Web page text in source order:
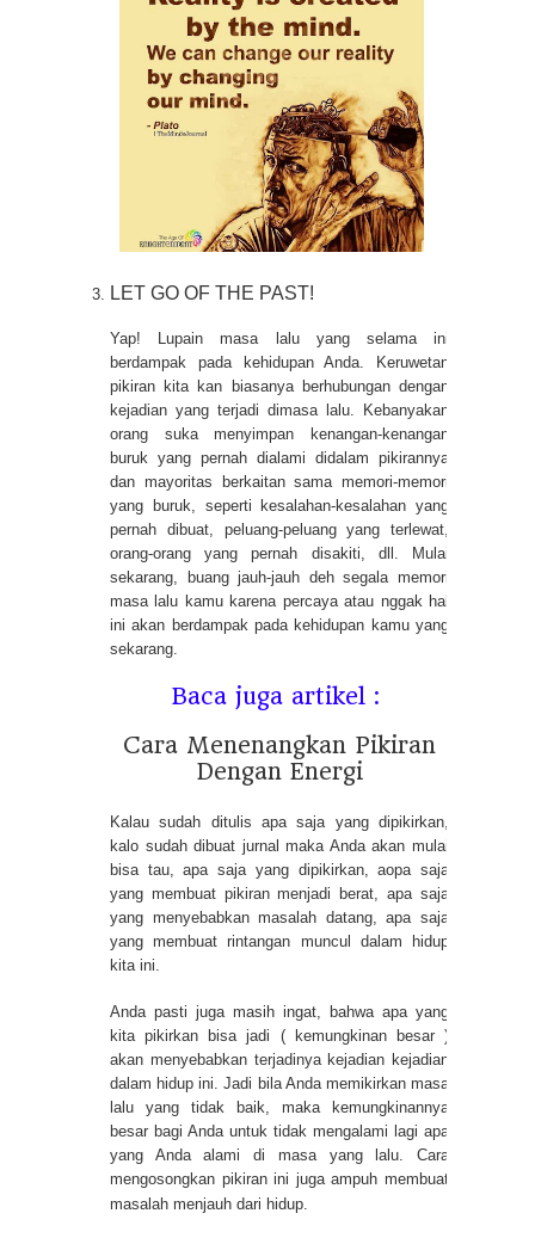
LET GO OF THE PAST!
Yap! Lupain masa lalu yang selama ini
berdampak pada kehidupan Anda. Keruwetan
pikiran kita kan biasanya berhubungan dengan
kejadian yang terjadi dimasa lalu. Kebanyakan
orang suka menyimpan kenangan-kenangan
buruk yang pernah dialami didalam pikirannya
dan mayoritas berkaitan sama memori-memori
yang buruk, seperti kesalahan-kesalahan yang
pernah dibuat, peluang-peluang yang terlewat,
orang-orang yang pernah disakiti, dll. Mulai
sekarang, buang jauh-jauh deh segala memori
masa lalu kamu karena percaya atau nggak hal
ini akan berdampak pada kehidupan kamu yang
sekarang.
Baca juga artikel :
Cara Menenangkan Pikiran
Dengan Energi
Kalau sudah ditulis apa saja yang dipikirkan,
kalo sudah dibuat jurnal maka Anda akan mulai
bisa tau, apa saja yang dipikirkan, aopa saja
yang membuat pikiran menjadi berat, apa saja
yang menyebabkan masalah datang, apa saja
yang membuat rintangan muncul dalam hidup
kita ini.
Anda pasti juga masih ingat, bahwa apa yang
kita pikirkan bisa jadi ( kemungkinan besar )
akan menyebabkan terjadinya kejadian kejadian
dalam hidup ini. Jadi bila Anda memikirkan masa
lalu yang tidak baik, maka kemungkinannya
besar bagi Anda untuk tidak mengalami lagi apa
yang Anda alami di masa yang lalu. Cara
mengosongkan pikiran ini juga ampuh membuat
masalah menjauh dari hidup.